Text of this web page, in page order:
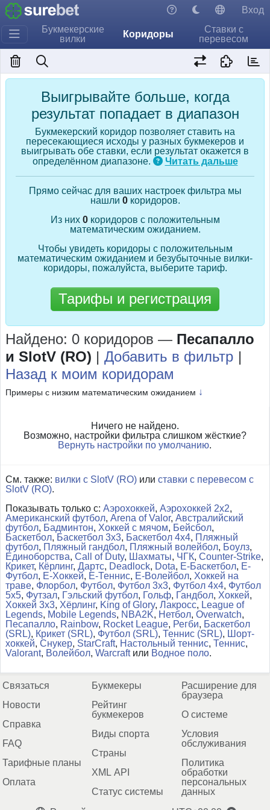
Букмекерские
вилки
Коридоры
Ставки с
перевесом
Вход
Выигрывайте больше, когда
результат попадает в диапазон
Букмекерский коридор позволяет ставить на
пересекающиеся исходы у разных букмекеров и
выигрывать обе ставки, если результат окажется в
определённом диапазоне.
Читать дальше
Прямо сейчас для ваших настроек фильтра мы
нашли 0коридоров.
Из них 0коридоров с положительным
математическим ожиданием.
Чтобы увидеть коридоры с положительным
математическим ожиданием и безубыточные вилки-
коридоры, пожалуйста, выберите тариф.
Тарифы и регистрация
Найдено: 0 коридоров — Песапалло
и SlotV (RO) | Добавить в фильтр |
Назад к моим коридорам
Примеры с низким математическим ожиданием ↓
Ничего не найдено.
Возможно, настройки фильтра слишком жёсткие?
Вернуть настройки по умолчанию.
См. также: вилки с SlotV (RO) или ставки с перевесом с
SlotV (RO).
Показывать только с: Аэрохоккей, Аэрохоккей 2x2,
Американский футбол, Arena of Valor, Австралийский
футбол, Бадминтон, Хоккей с мячом, Бейсбол,
Баскетбол, Баскетбол 3x3, Баскетбол 4x4, Пляжный
футбол, Пляжный гандбол, Пляжный волейбол, Боулз,
Единоборства, Call of Duty, Шахматы, ЧГК, Counter-Strike,
Крикет, Кёрлинг, Дартс, Deadlock, Dota, Е-Баскетбол, Е-
Футбол, Е-Хоккей, Е-Теннис, Е-Волейбол, Хоккей на
траве, Флорбол, Футбол, Футбол 3x3, Футбол 4x4, Футбол
5x5, Футзал, Гэльский футбол, Гольф, Гандбол, Хоккей,
Хоккей 3x3, Хёрлинг, King of Glory, Лакросс, League of
Legends, Mobile Legends, NBA2K, Нетбол, Overwatch,
Песапалло, Rainbow, Rocket League, Регби, Баскетбол
(SRL), Крикет (SRL), Футбол (SRL), Теннис (SRL), Шорт-
хоккей, Снукер, StarCraft, Настольный теннис, Теннис,
Valorant, Волейбол, Warcraftили Водное поло.
Связаться
Новости
Справка
FAQ
Тарифные планы
Оплата
Букмекеры
Рейтинг
букмекеров
Виды спорта
Страны
XML API
Статус системы
Расширение для
браузера
О системе
Условия
обслуживания
Политика
обработки
персональных
данных